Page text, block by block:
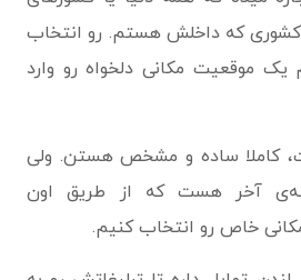
کشوری که داخلش هستم. رو انتخاب
یک موقعیت مکانی دلخواه رو وارد
کاملا ساده و مشخص هستن. ولی
آخر هست که از طریق اون
خاص رو انتخاب کنیم.